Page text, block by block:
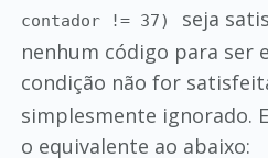
contador != 37)
seja
nenhum código para ser
condição não for
simplesmente ignorado.
o equivalente ao abaixo: